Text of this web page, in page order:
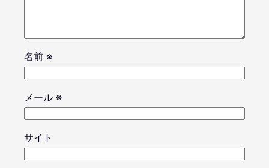
名前 ※
メール ※
サイト